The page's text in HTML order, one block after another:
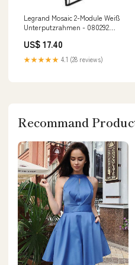
Legrand Mosaic 2-Module Weiß
Unterputzrahmen - 080292
fitting/2 Connections/Socket
Fitting/Steel-Stainless Steel G-
Threads With 60deg Hose Cone
US$ 17.40
★★★★★ 4.1 (28 reviews)
Recommand